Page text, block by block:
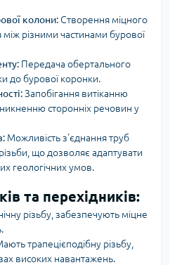
колони: Створення міцного
різними частинами бурової
Передача обертального
до бурової коронки.
Запобігання витіканню
сторонніх речовин у
Можливість з'єднання труб
що дозволяє адаптувати
геологічних умов.
та перехідників:
різьбу, забезпечують міцне
трапецієподібну різьбу,
високих навантажень.